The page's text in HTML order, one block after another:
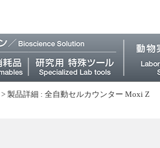
> 製品詳細 : 全自動セルカウンター Moxi Z